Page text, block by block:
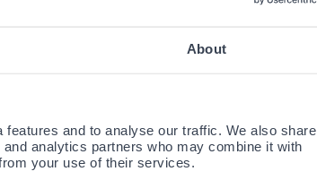
About
and to analyse our traffic. We also share
analytics partners who may combine it with
your use of their services.
met platvoeten gebruikt en is al
direct te verhelpen of te